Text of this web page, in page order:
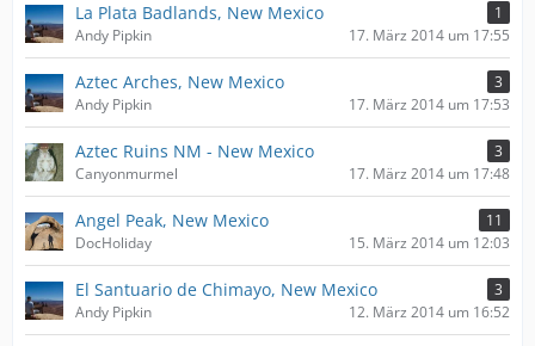
La Plata Badlands, New Mexico
1
Andy Pipkin
17. März 2014 um 17:55
Aztec Arches, New Mexico
3
Andy Pipkin
17. März 2014 um 17:53
Aztec Ruins NM - New Mexico
3
Canyonmurmel
17. März 2014 um 17:48
Angel Peak, New Mexico
11
DocHoliday
15. März 2014 um 12:03
El Santuario de Chimayo, New Mexico
3
Andy Pipkin
12. März 2014 um 16:52